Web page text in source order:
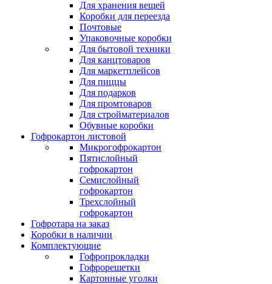
Для хранения вещей
Коробки для переезда
Почтовые
Упаковочные коробки
Для бытовой техники
Для канцтоваров
Для маркетплейсов
Для пиццы
Для подарков
Для промтоваров
Для стройматериалов
Обувные коробки
Гофрокартон листовой
Микрогофрокартон
Пятислойный
гофрокартон
Семислойный
гофрокартон
Трехслойный
гофрокартон
Гофротара на заказ
Коробки в наличии
Комплектующие
Гофропрокладки
Гофрорешетки
Картонные уголки